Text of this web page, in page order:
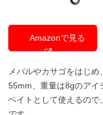
Amazonで見る
メバルやカサゴをはじ
55mm、重量は8gのアイ
ベイトとして使えるので